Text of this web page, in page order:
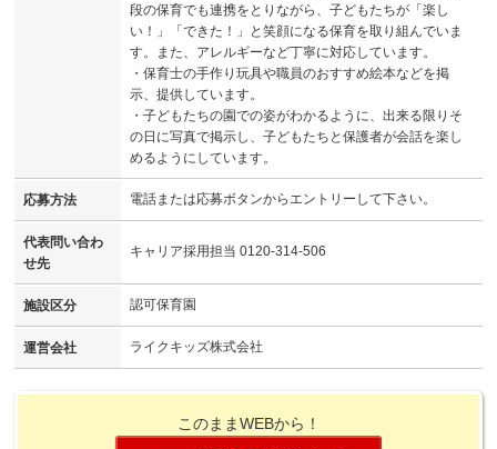
段の保育でも連携をとりながら、子どもたちが「楽し
い！」「できた！」と笑顔になる保育を取り組んでいま
す。また、アレルギーなど丁寧に対応しています。
・保育士の手作り玩具や職員のおすすめ絵本などを掲
示、提供しています。
・子どもたちの園での姿がわかるように、出来る限りそ
の日に写真で掲示し、子どもたちと保護者が会話を楽し
めるようにしています。
応募方法 電話または応募ボタンからエントリーして下さい。
代表問い合わ
せ先
キャリア採用担当 0120-314-506
施設区分 認可保育園
運営会社 ライクキッズ株式会社
このままWEBから！